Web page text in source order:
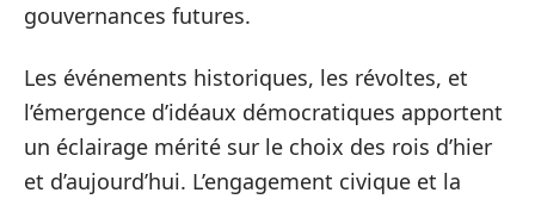
gouvernances futures.
Les événements historiques, les révoltes, et
l’émergence d’idéaux démocratiques apportent
un éclairage mérité sur le choix des rois d’hier
et d’aujourd’hui. L’engagement civique et la